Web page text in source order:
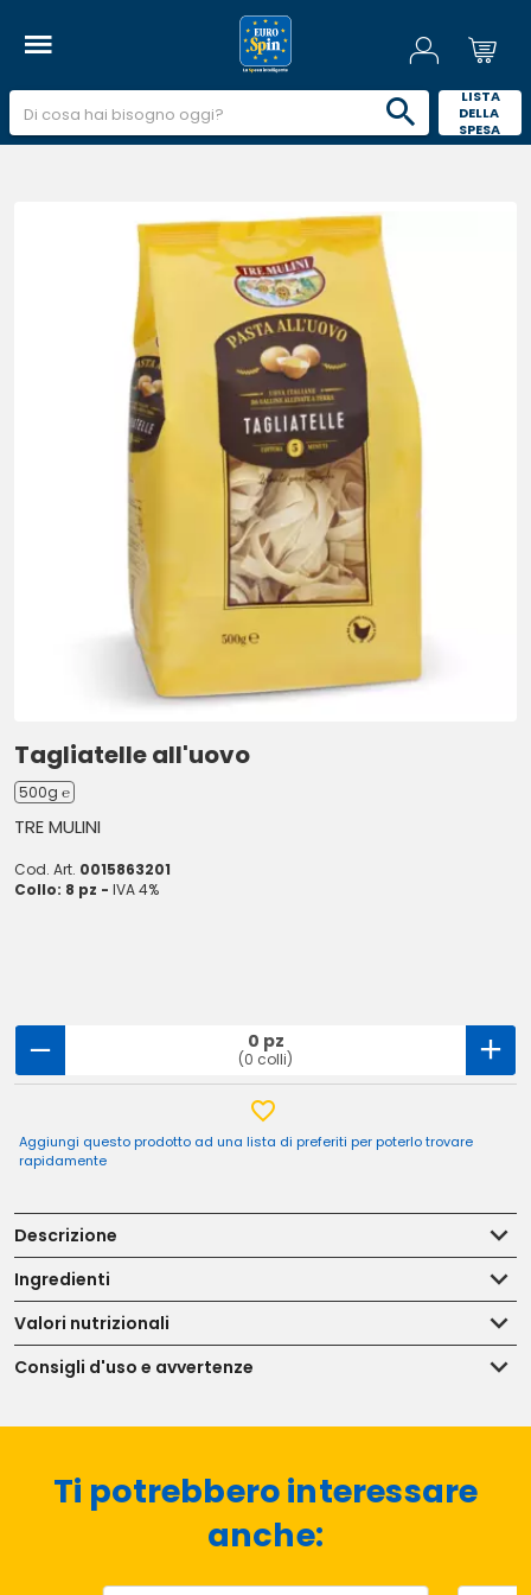
LISTA
DELLA
SPESA
Tagliatelle all'uovo
500g ℮
TRE MULINI
Cod. Art. 0015863201
Collo: 8 pz - IVA 4%
0 pz
(0 colli)
Aggiungi questo prodotto ad una lista di preferiti per poterlo trovare
rapidamente
Descrizione
Ingredienti
Valori nutrizionali
Consigli d'uso e avvertenze
Ti potrebbero interessare
anche: